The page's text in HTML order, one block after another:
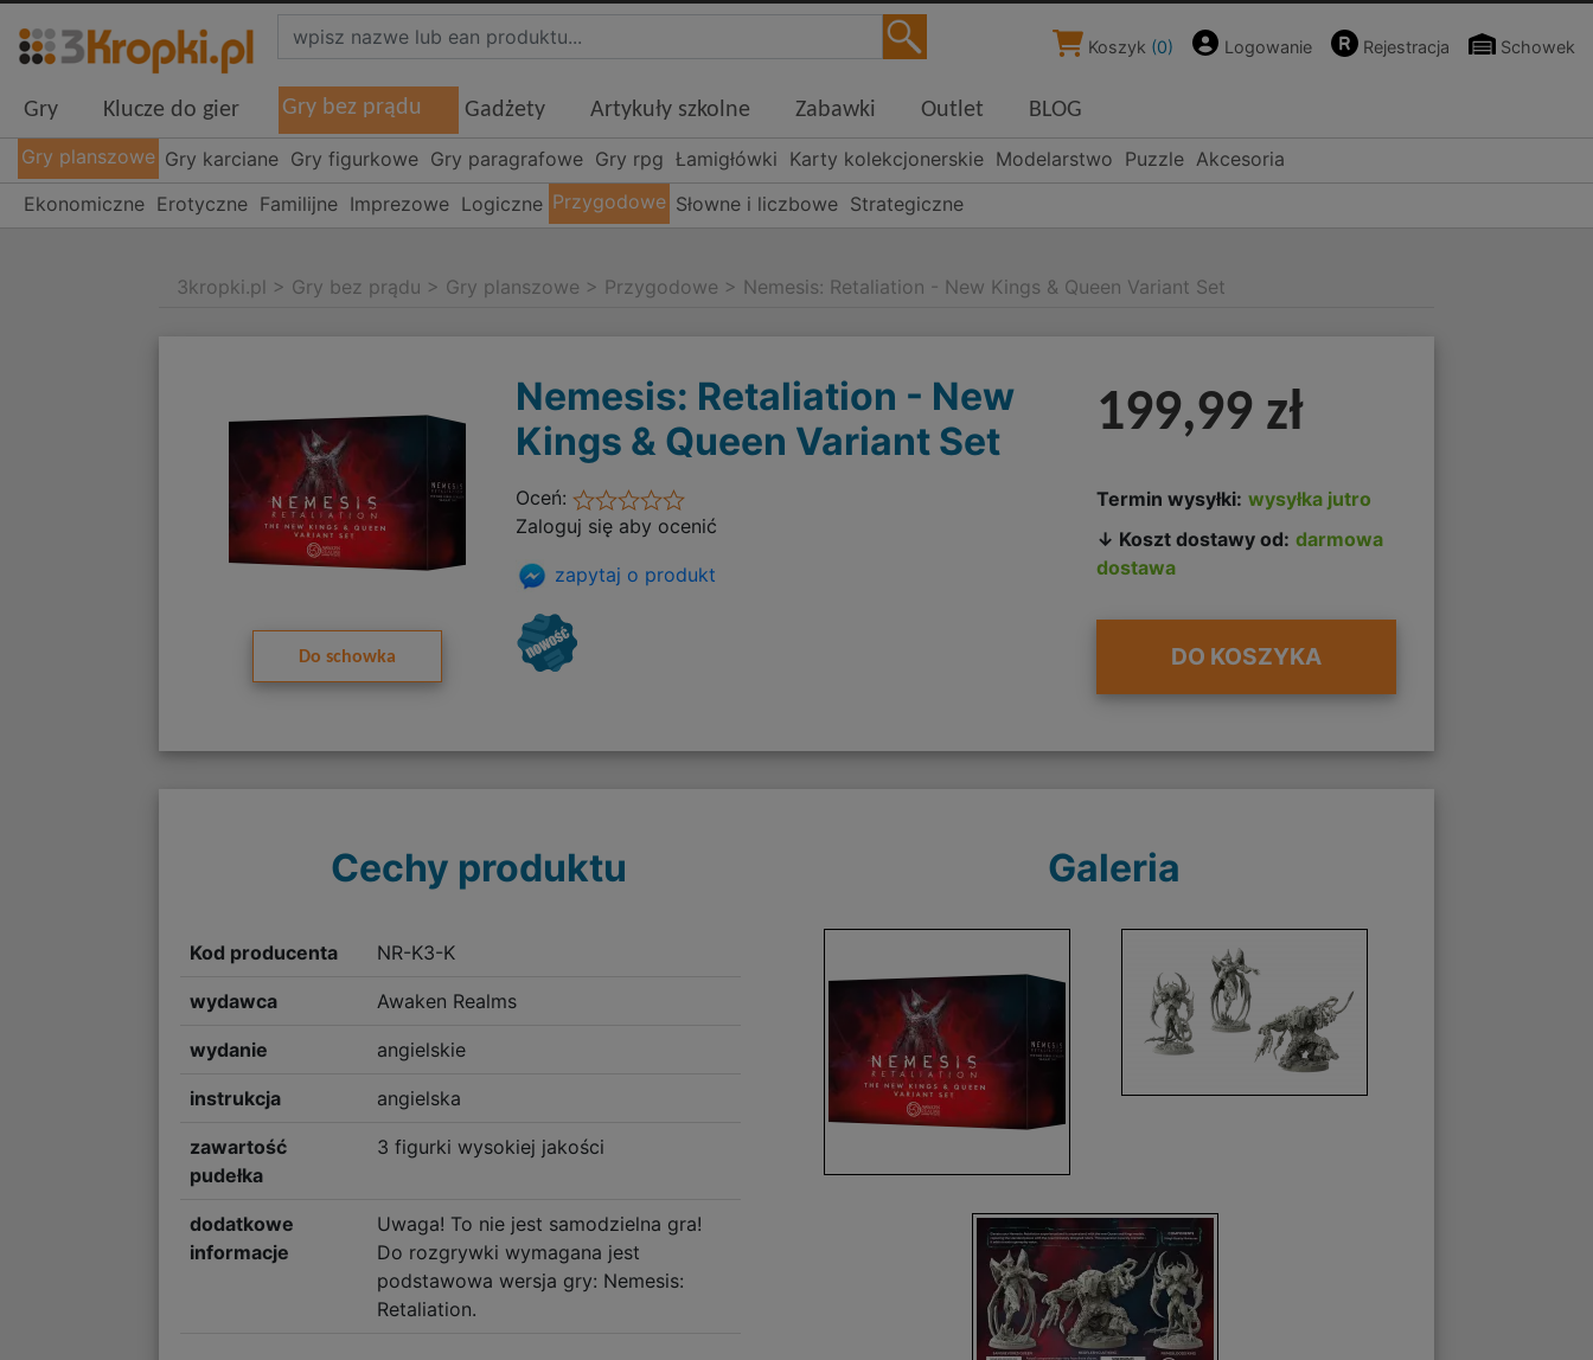
Koszyk (0) Logowanie Rejestracja Schowek
Gry Klucze do gier Gry bez prądu Gadżety Artykuły szkolne Zabawki Outlet
BLOG
Gry planszowe Gry karciane Gry figurkowe Gry paragrafowe Gry rpg Łamigłówki Karty kolekcjonerskie Modelarstwo Puzzle Akcesoria
Ekonomiczne Erotyczne Familijne Imprezowe Logiczne Przygodowe Słowne i liczbowe Strategiczne
3kropki.pl > Gry bez prądu > Gry planszowe > Przygodowe > Nemesis: Retaliation - New Kings & Queen Variant Set
Do schowka
Nemesis: Retaliation - New
Kings & Queen Variant Set
Oceń:
Zaloguj się aby ocenić
zapytaj o produkt
199,99 zł
Termin wysyłki: wysyłka jutro
↓ Koszt dostawy od: darmowa
dostawa
DO KOSZYKA
Cechy produktu
Kod producenta NR-K3-K
wydawca Awaken Realms
wydanie angielskie
instrukcja angielska
zawartość
pudełka
3 figurki wysokiej jakości
dodatkowe
informacje
Uwaga! To nie jest samodzielna gra!
Do rozgrywki wymagana jest
podstawowa wersja gry: Nemesis:
Retaliation.
Galeria